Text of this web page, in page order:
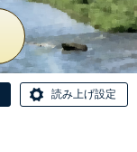
読み上げ設定